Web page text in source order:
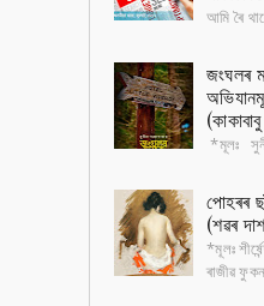
আমি ৰৈ
কা মৌচম আয়া, আয়া মৌচম...
জংঘলৰ
*মূলঃ
অন্তৰ্ধান হৈছে কেইমাহমান
অভিযোগ , ৰাত...
পোহৰৰ
(শৱৰ
*মূলঃ
ৰাজীৱ